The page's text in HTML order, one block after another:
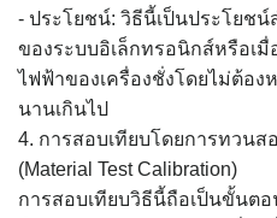
- ประโยชน์: วิธีนี้เป็นประโยช
ของระบบอิเล็กทรอนิกส์หรือเ
ไฟฟ้าของเครื่องชั่งโดยไม่ต้อ
นานเกินไป
4. การสอบเทียบโดยการทวนส
(Material Test Calibration)
การสอบเทียบวิธีนี้ถือเป็นขั้นต